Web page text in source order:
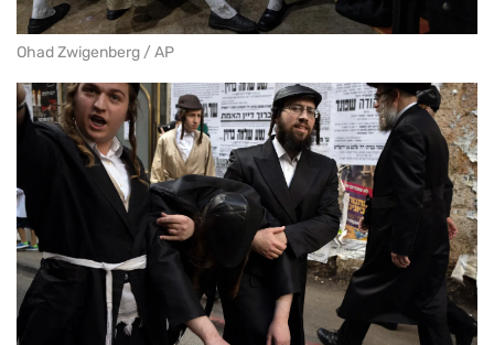
Ohad Zwigenberg / AP